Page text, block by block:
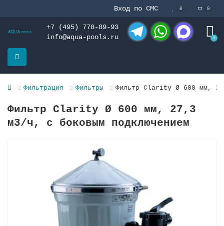
Вход по СМС 0 0
+7 (495) 778-89-93
info@aqua-pools.ru
0
Фильтрация Фильтры Фильтр Clarity Ø 600 мм,
Фильтр Clarity Ø 600 мм, 27,3
м3/ч, с боковым подключением